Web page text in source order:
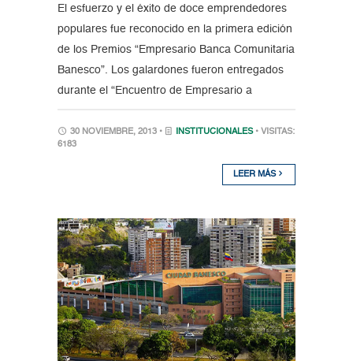
El esfuerzo y el éxito de doce emprendedores
populares fue reconocido en la primera edición
de los Premios “Empresario Banca Comunitaria
Banesco”. Los galardones fueron entregados
durante el “Encuentro de Empresario a
30 NOVIEMBRE, 2013 • INSTITUCIONALES • VISITAS:
6183
LEER MÁS